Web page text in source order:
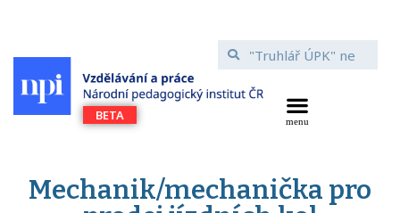
Mechanik/mechanička pro